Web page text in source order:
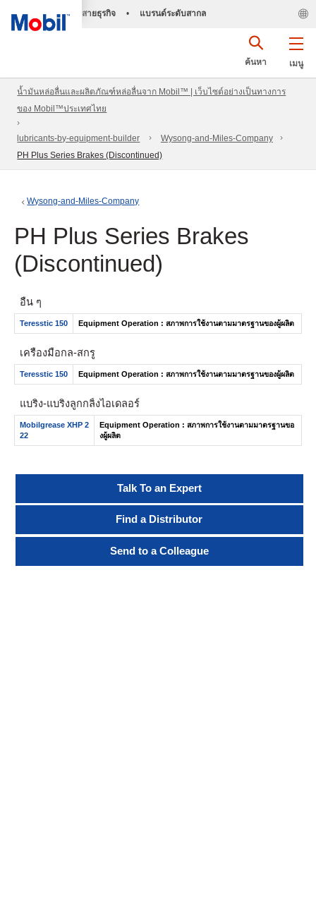
สายธุรกิจ • แบรนด์ระดับสากล
เมนู
ค้นหา
น้ำมันหล่อลื่นและผลิตภัณฑ์หล่อลื่นจาก Mobil™ | เว็บไซต์อย่างเป็นทางการ
ของ Mobil™ประเทศไทย
lubricants-by-equipment-builder
Wysong-and-Miles-Company
PH Plus Series Brakes (Discontinued)
Wysong-and-Miles-Company
PH Plus Series Brakes
(Discontinued)
อื่น ๆ
Teresstic 150 Equipment Operation : สภาพการใช้งานตามมาตรฐานของผู้ผลิต
เครื่องมือกล-สกรู
Teresstic 150 Equipment Operation : สภาพการใช้งานตามมาตรฐานของผู้ผลิต
แบริ่ง- แบริ่งลูกกลิ้งไอเดลอร์
Mobilgrease XHP 2
22
Equipment Operation : สภาพการใช้งานตามมาตรฐานขอ
งผู้ผลิต
Talk To an Expert
Find a Distributor
Send to a Colleague